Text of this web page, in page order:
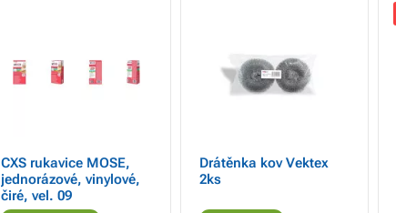
CXS rukavice MOSE,
jednorázové, vinylové,
čiré, vel. 09
Drátěnka kov Vektex
2ks